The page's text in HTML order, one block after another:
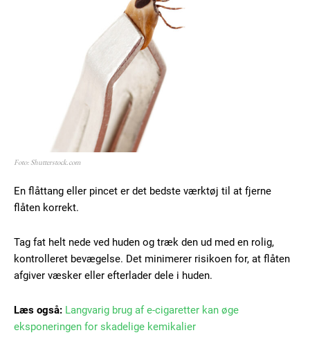
Foto: Shutterstock.com
En flåttang eller pincet er det bedste værktøj til at fjerne
flåten korrekt.
Tag fat helt nede ved huden og træk den ud med en rolig,
kontrolleret bevægelse. Det minimerer risikoen for, at flåten
afgiver væsker eller efterlader dele i huden.
Læs også: Langvarig brug af e-cigaretter kan øge
eksponeringen for skadelige kemikalier